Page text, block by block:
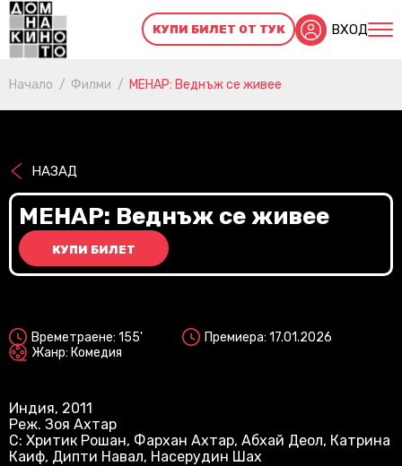
КУПИ БИЛЕТ ОТ ТУК ВХОД
Начало Филми МЕНАР: Веднъж се живее
НАЗАД
МЕНАР: Веднъж се живее
КУПИ БИЛЕТ
Времетраене: 155'
Премиера: 17.01.2026
Жанр: Комедия
Индия, 2011
Реж. Зоя Ахтар
С: Хритик Рошан, Фархан Ахтар, Абхай Деол, Катрина
Каиф, Дипти Навал, Насерудин Шах